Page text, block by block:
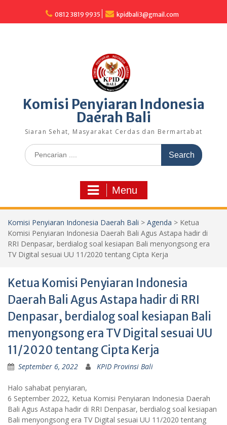
content
0812 3819 9935 kpidbali3@gmail.com
Komisi Penyiaran Indonesia
Daerah Bali
Siaran Sehat, Masyarakat Cerdas dan Bermartabat
Search
for:
Menu
Komisi Penyiaran Indonesia Daerah Bali > Agenda > Ketua
Komisi Penyiaran Indonesia Daerah Bali Agus Astapa hadir di
RRI Denpasar, berdialog soal kesiapan Bali menyongsong era
TV Digital sesuai UU 11/2020 tentang Cipta Kerja
Ketua Komisi Penyiaran Indonesia
Daerah Bali Agus Astapa hadir di RRI
Denpasar, berdialog soal kesiapan Bali
menyongsong era TV Digital sesuai UU
11/2020 tentang Cipta Kerja
September 6, 2022 KPID Provinsi Bali
Halo sahabat penyiaran,
6 September 2022, Ketua Komisi Penyiaran Indonesia Daerah
Bali Agus Astapa hadir di RRI Denpasar, berdialog soal kesiapan
Bali menyongsong era TV Digital sesuai UU 11/2020 tentang